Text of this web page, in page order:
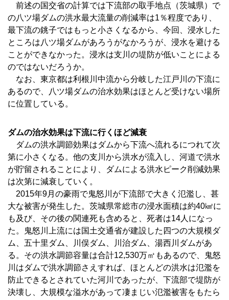
前述の国交省の計算では下流部の取手地点（茨城県）で
の八ツ場ダムの洪水最大流量の削減率は1％程度であり、
最下流の銚子ではもっと小さくなるから、今回、浸水した
ところは八ツ場ダムがあろうがなかろうが、浸水を避ける
ことができなかった。浸水は支川の堤防が低いことによる
のではないだろうか。
なお、東京都は利根川中流から分岐した江戸川の下流に
あるので、八ツ場ダムの治水効果はほとんど受けない場所
に位置している。
ダムの治水効果は下流に行くほど減衰
ダムの洪水調節効果はダムから下流へ流れるにつれて次
第に小さくなる。他の支川から洪水が流入し、河道で洪水
が貯留されることにより、ダムによる洪水ピーク削減効果
は次第に減衰していく。
2015年9月の豪雨で鬼怒川が下流部で大きく氾濫し、甚
大な被害が発生した。茨城県常総市の浸水面積は約40㎢に
も及び、その後の関連死も含めると、死者は14人になっ
た。鬼怒川上流には国土交通省が建設した四つの大規模ダ
ム、五十里ダム、川俣ダム、川治ダム、湯西川ダムがあ
る。その洪水調節容量は合計12,530万㎥もあるので、鬼怒
川はダムで洪水調節さえすれば、ほとんどの洪水は氾濫を
防止できるとされていた河川であったが、下流部で堤防が
決壊し、大規模な溢水があって凄まじい氾濫被害をもたら